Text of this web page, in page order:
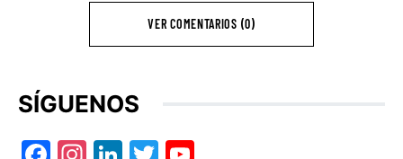
VER COMENTARIOS (0)
SÍGUENOS